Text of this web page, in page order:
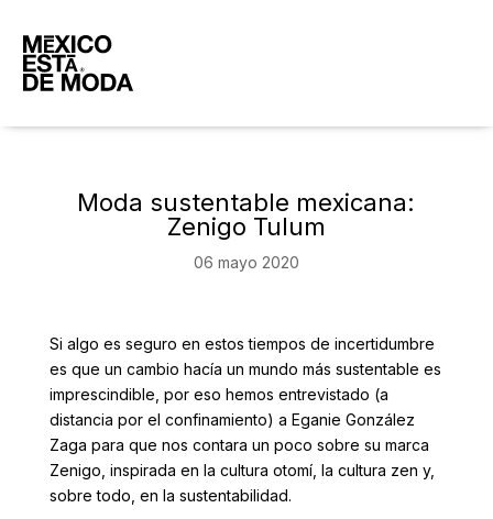
Moda sustentable mexicana:
Zenigo Tulum
06 mayo 2020
Si algo es seguro en estos tiempos de incertidumbre
es que un cambio hacía un mundo más sustentable es
imprescindible, por eso hemos entrevistado (a
distancia por el confinamiento) a Eganie González
Zaga para que nos contara un poco sobre su marca
Zenigo, inspirada en la cultura otomí, la cultura zen y,
sobre todo, en la sustentabilidad.